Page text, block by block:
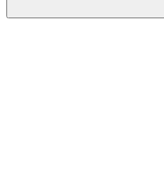
Buscar